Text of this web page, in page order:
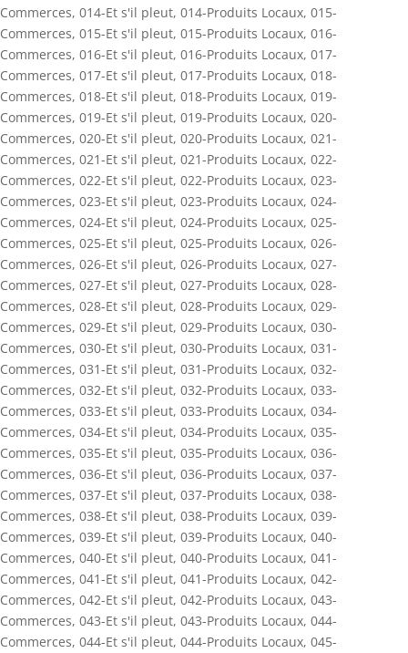
Commerces, 014-Et s'il pleut, 014-Produits Locaux, 015-
Commerces, 015-Et s'il pleut, 015-Produits Locaux, 016-
Commerces, 016-Et s'il pleut, 016-Produits Locaux, 017-
Commerces, 017-Et s'il pleut, 017-Produits Locaux, 018-
Commerces, 018-Et s'il pleut, 018-Produits Locaux, 019-
Commerces, 019-Et s'il pleut, 019-Produits Locaux, 020-
Commerces, 020-Et s'il pleut, 020-Produits Locaux, 021-
Commerces, 021-Et s'il pleut, 021-Produits Locaux, 022-
Commerces, 022-Et s'il pleut, 022-Produits Locaux, 023-
Commerces, 023-Et s'il pleut, 023-Produits Locaux, 024-
Commerces, 024-Et s'il pleut, 024-Produits Locaux, 025-
Commerces, 025-Et s'il pleut, 025-Produits Locaux, 026-
Commerces, 026-Et s'il pleut, 026-Produits Locaux, 027-
Commerces, 027-Et s'il pleut, 027-Produits Locaux, 028-
Commerces, 028-Et s'il pleut, 028-Produits Locaux, 029-
Commerces, 029-Et s'il pleut, 029-Produits Locaux, 030-
Commerces, 030-Et s'il pleut, 030-Produits Locaux, 031-
Commerces, 031-Et s'il pleut, 031-Produits Locaux, 032-
Commerces, 032-Et s'il pleut, 032-Produits Locaux, 033-
Commerces, 033-Et s'il pleut, 033-Produits Locaux, 034-
Commerces, 034-Et s'il pleut, 034-Produits Locaux, 035-
Commerces, 035-Et s'il pleut, 035-Produits Locaux, 036-
Commerces, 036-Et s'il pleut, 036-Produits Locaux, 037-
Commerces, 037-Et s'il pleut, 037-Produits Locaux, 038-
Commerces, 038-Et s'il pleut, 038-Produits Locaux, 039-
Commerces, 039-Et s'il pleut, 039-Produits Locaux, 040-
Commerces, 040-Et s'il pleut, 040-Produits Locaux, 041-
Commerces, 041-Et s'il pleut, 041-Produits Locaux, 042-
Commerces, 042-Et s'il pleut, 042-Produits Locaux, 043-
Commerces, 043-Et s'il pleut, 043-Produits Locaux, 044-
Commerces, 044-Et s'il pleut, 044-Produits Locaux, 045-